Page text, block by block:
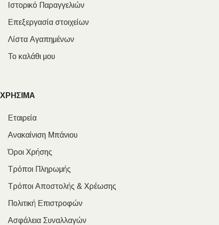
Ιστορικό Παραγγελιών
Επεξεργασία στοιχείων
Λίστα Αγαπημένων
Το καλάθι μου
ΧΡΗΣΙΜΑ
Εταιρεία
Ανακαίνιση Μπάνιου
Όροι Χρήσης
Τρόποι Πληρωμής
Τρόποι Αποστολής & Χρέωσης
Πολιτική Επιστροφών
Ασφάλεια Συναλλαγών